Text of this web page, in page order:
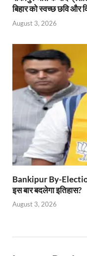
बिहार को स्वच्छ छवि और
August 3, 2026
Bankipur By-
इस बार बदलेगा इतिहास?
August 3, 2026